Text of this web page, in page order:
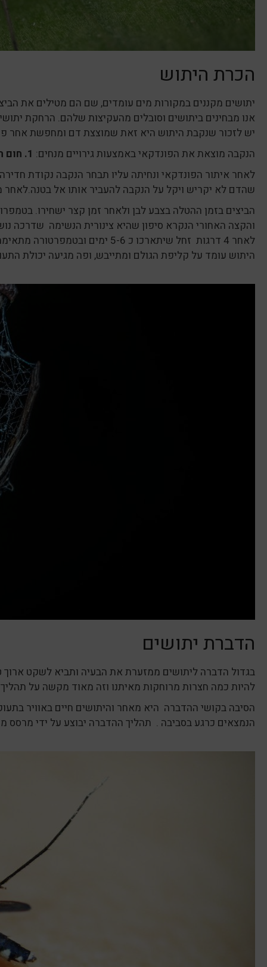
הכרת היתוש
יתושים מקננים במקורות מים עומדים, שם הם מטילים את
אנו מבחינים ביתושים וסובלים מהעקיצות שלהם. הרחקת
יש לזכור שנקבת היתוש היא זאת שמוצצת דם ומחפשת אחר
הנקבה מוצאת את הפונדקאי באמצעות גירויים מנחים: 1. חום הגוף – 2. זיעה (חומצה לקטית) – 3. לחות – 4. פחמן דו-חמצי (CO2).
לאחר איתור הפונדקאי ונחיתה עליו תבחר הנקבה נקודת
שהדם לא יקריש ויקל על הנקבה להעביר אותו אל
הביצים בזמן ההטלה בצבע לבן ולאחר זמן קצר ישחירו.
והקצה האחורי הנקרא סיפון שהיא צינורית הנשימה שדרכה
לאחר 4 דרגות זחל שיתארכו כ 5-6 ימים ובטמפרטורה מתאימה יגיע שלב הגולם שיארך כיומיים. הגולם יצוף על פני המים, על גב הגולם יש מעין רוכסן שנפתח וממנו מגיח היתוש הבוגר.
היתוש עומד על קליפת הגולם ומתייבש, ופה מגיעה יכולת
הדברת יתושים
בגדול הדברה ליתושים ממזערת את הבעיה ותביא לשקט
להיות כמה חצרות מרוחקות מאיתנו וזה מאוד מקשה על
הסיבה בקושי ההדברה היא מאחר והיתושים חיים באוויר
הנמצאים כרגע בסביבה . תהליך ההדברה יבוצע על ידי מרסס